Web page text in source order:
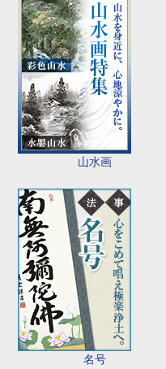
山水画
名号